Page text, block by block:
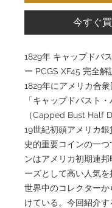
今すぐ買
1829年 キャップドバ
ー PCGS XF45 完全解
1829年にアメリカ合
「キャップドバスト
（Capped Bust Half
19世紀初頭アメリカ
史的重要コインの一
ンはアメリカ初期連邦
ーズとして高い人気を
世界中のコレクター
けている。今回紹介す